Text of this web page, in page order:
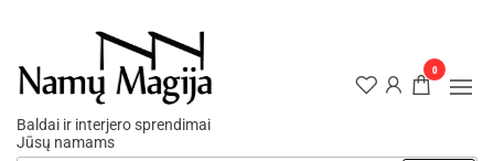
Baldai ir interjero sprendimai
Jūsų namams
0